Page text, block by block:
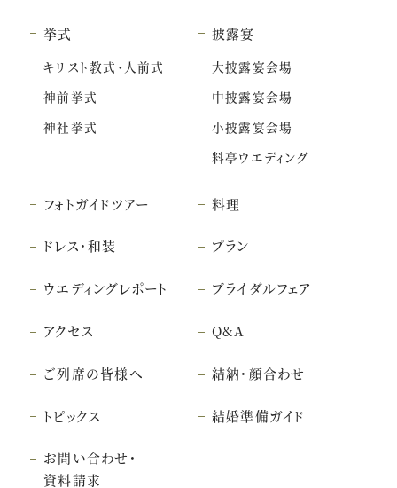
挙式
キリスト教式・人前式
神前挙式
神社挙式
披露宴
大披露宴会場
中披露宴会場
小披露宴会場
料亭ウエディング
フォトガイドツアー 料理
ドレス・和装 プラン
ウエディングレポート ブライダルフェア
アクセス Q&A
ご列席の皆様へ 結納・顔合わせ
トピックス 結婚準備ガイド
お問い合わせ・
資料請求